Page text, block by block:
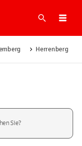
Suche
Herrenberg